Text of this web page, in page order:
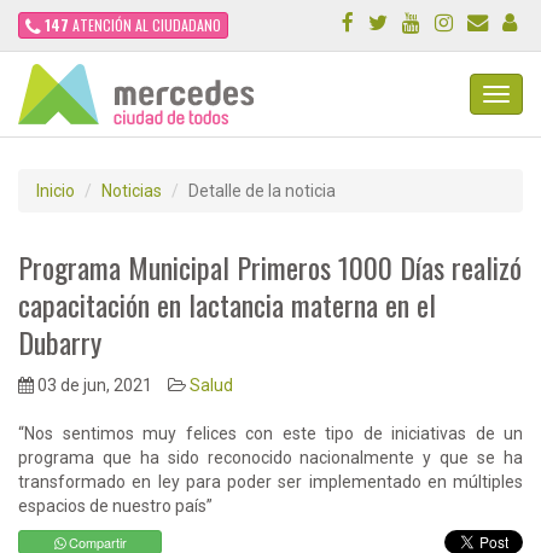
147 ATENCIÓN AL CIUDADANO
Inicio Noticias Detalle de la noticia
Programa Municipal Primeros 1000 Días realizó
capacitación en lactancia materna en el
Dubarry
03 de jun, 2021 Salud
“Nos sentimos muy felices con este tipo de iniciativas de un
programa que ha sido reconocido nacionalmente y que se ha
transformado en ley para poder ser implementado en múltiples
espacios de nuestro país”
Compartir